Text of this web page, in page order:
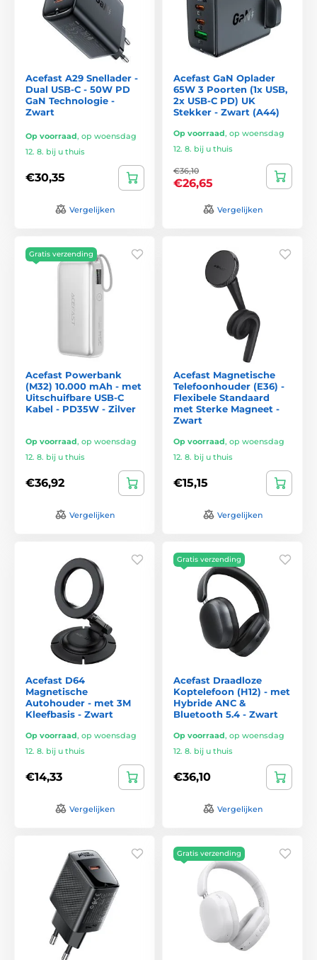
Acefast A29 Snellader -
Dual USB-C - 50W PD
GaN Technologie -
Zwart
Op voorraad, op woensdag
12. 8. bij u thuis
€30,35
Vergelijken
Acefast GaN Oplader
65W 3 Poorten (1x USB,
2x USB-C PD) UK
Stekker - Zwart (A44)
Op voorraad, op woensdag
12. 8. bij u thuis
€36,10
€26,65
Vergelijken
Gratis verzending
Acefast Powerbank
(M32) 10.000 mAh - met
Uitschuifbare USB-C
Kabel - PD35W - Zilver
Op voorraad, op woensdag
12. 8. bij u thuis
€36,92
Vergelijken
Acefast Magnetische
Telefoonhouder (E36) -
Flexibele Standaard
met Sterke Magneet -
Zwart
Op voorraad, op woensdag
12. 8. bij u thuis
€15,15
Vergelijken
Acefast D64
Magnetische
Autohouder - met 3M
Kleefbasis - Zwart
Op voorraad, op woensdag
12. 8. bij u thuis
€14,33
Vergelijken
Gratis verzending
Acefast Draadloze
Koptelefoon (H12) - met
Hybride ANC &
Bluetooth 5.4 - Zwart
Op voorraad, op woensdag
12. 8. bij u thuis
€36,10
Vergelijken
Gratis verzending